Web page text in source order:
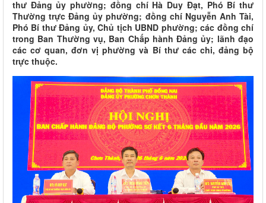
thư Đảng ủy phường; đồng chí Hà Duy Đạt, Phó Bí thư
Thường trực Đảng ủy phường; đồng chí Nguyễn Anh Tài,
Phó Bí thư Đảng ủy, Chủ tịch UBND phường; các đồng chí
trong Ban Thường vụ, Ban Chấp hành Đảng ủy; lãnh đạo
các cơ quan, đơn vị phường và Bí thư các chi, đảng bộ
trực thuộc.